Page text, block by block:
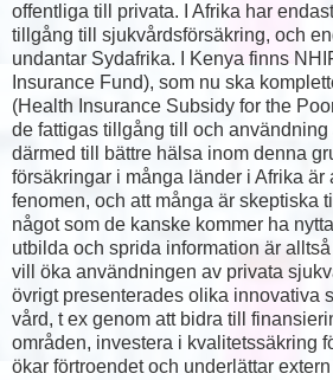
offentliga till privata. I Afrika har
tillgång till sjukvårdsförsäkring, och
undantar Sydafrika. I Kenya finns
Insurance Fund), som nu ska
(Health Insurance Subsidy for the
de fattigas tillgång till och användning
därmed till bättre hälsa inom denna
försäkringar i många länder i Afrika är
fenomen, och att många är skeptiska
något som de kanske kommer ha
utbilda och sprida information är
vill öka användningen av privata
övrigt presenterades olika innovativa
vård, t ex genom att bidra till
områden, investera i kvalitetssäkring
ökar förtroendet och underlättar